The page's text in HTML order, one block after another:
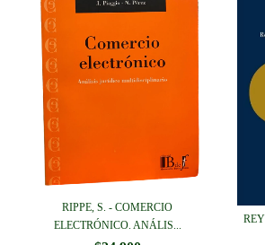
RIPPE, S. - COMERCIO
ELECTRÓNICO. ANÁLIS...